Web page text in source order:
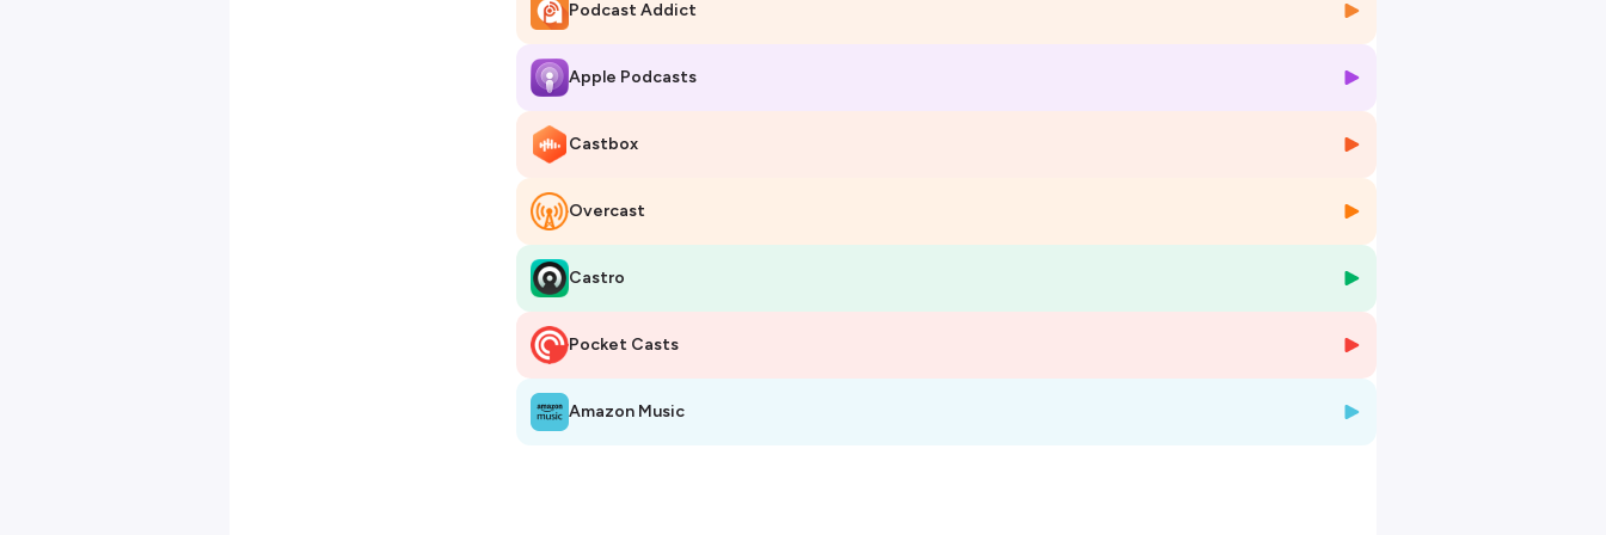
👉 Faminimaliste, c’est le podcast pour celles et ceux qui veulent vivre mieux avec moins… et sans se perdre en
route.
Hébergé par Ausha. Visitez
Podcast Addict
Apple Podcasts
Castbox
Overcast
Castro
Pocket Casts
Amazon Music